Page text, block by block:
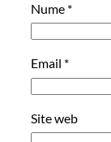
Nume *
Email *
Site web